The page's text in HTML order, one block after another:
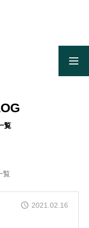
施工事例
覧
覧
2021.02.16